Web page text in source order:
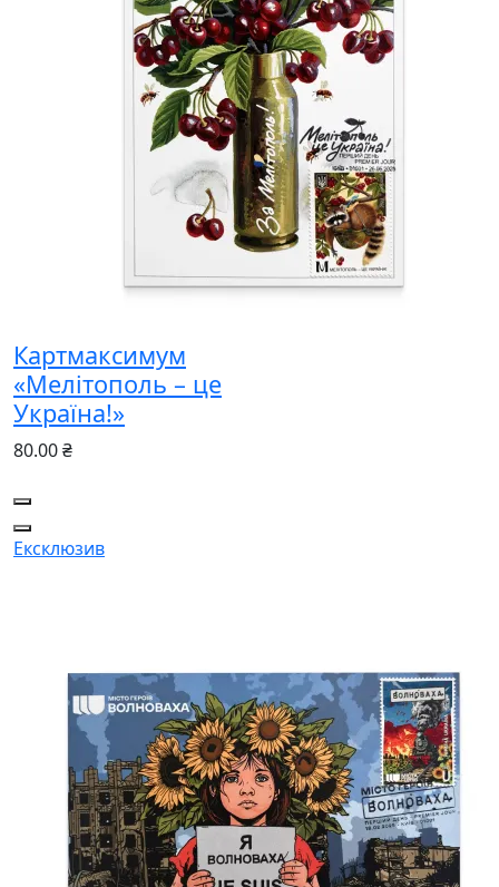
Картмаксимум
«Мелітополь – це
Україна!»
80.00 ₴
Ексклюзив